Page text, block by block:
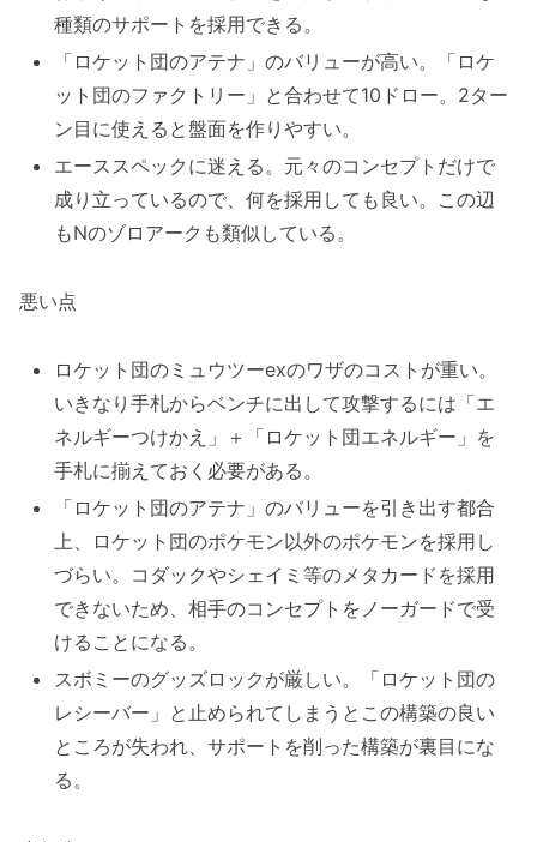
種類のサポートを採用できる。
「ロケット団のアテナ」のバリューが高い。「ロケ
ット団のファクトリー」と合わせて10ドロー。2ター
ン目に使えると盤面を作りやすい。
エーススペックに迷える。元々のコンセプトだけで
成り立っているので、何を採用しても良い。この辺
もNのゾロアークも類似している。
悪い点
ロケット団のミュウツーexのワザのコストが重い。
いきなり手札からベンチに出して攻撃するには「エ
ネルギーつけかえ」＋「ロケット団エネルギー」を
手札に揃えておく必要がある。
「ロケット団のアテナ」のバリューを引き出す都合
上、ロケット団のポケモン以外のポケモンを採用し
づらい。コダックやシェイミ等のメタカードを採用
できないため、相手のコンセプトをノーガードで受
けることになる。
スボミーのグッズロックが厳しい。「ロケット団の
レシーバー」と止められてしまうとこの構築の良い
ところが失われ、サポートを削った構築が裏目にな
る。